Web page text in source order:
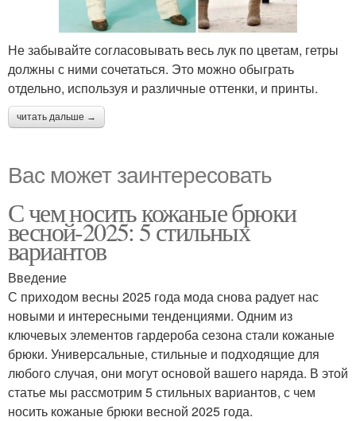
Не забывайте согласовывать весь лук по цветам, гетры
должны с ними сочетаться. Это можно обыграть
отдельно, используя и различные оттенки, и принты.
читать дальше →
Вас может заинтересовать
С чем носить кожаные брюки
весной-2025: 5 стильных
вариантов
Введение
С приходом весны 2025 года мода снова радует нас
новыми и интересными тенденциями. Одним из
ключевых элементов гардероба сезона стали кожаные
брюки. Универсальные, стильные и подходящие для
любого случая, они могут основой вашего наряда. В этой
статье мы рассмотрим 5 стильных вариантов, с чем
носить кожаные брюки весной 2025 года.